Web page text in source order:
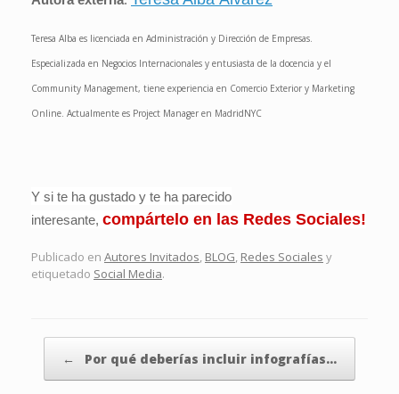
Teresa Alba es licenciada en Administración y Dirección de Empresas.
Especializada en Negocios Internacionales y entusiasta de la docencia y el
Community Management, tiene experiencia en Comercio Exterior y Marketing
Online. Actualmente es Project Manager en MadridNYC
Y si te ha gustado y te ha parecido
interesante, compártelo en las Redes Sociales!
Publicado en Autores Invitados BLOG Redes Sociales y
etiquetado Social Media.
← Por qué deberías incluir infografías…